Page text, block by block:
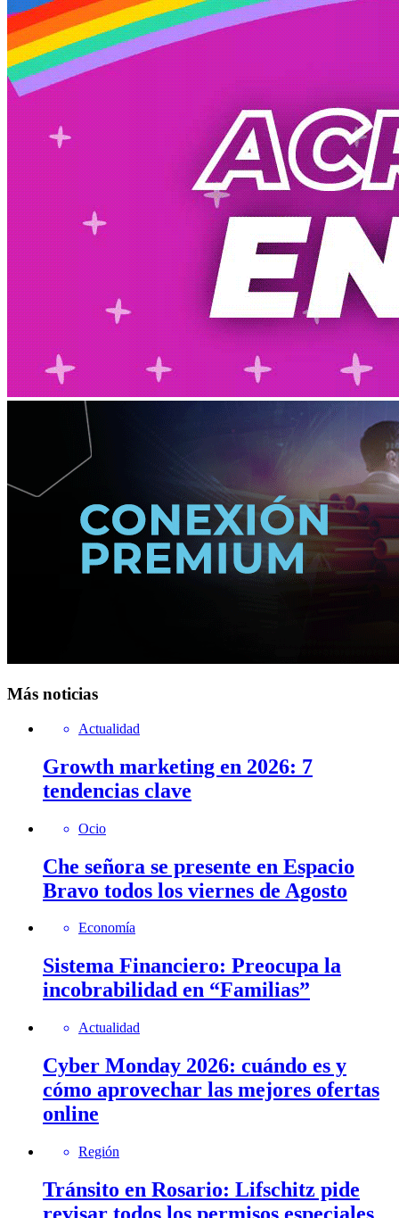
Más noticias
Actualidad
Growth marketing en 2026: 7
tendencias clave
Ocio
Che señora se presente en Espacio
Bravo todos los viernes de Agosto
Economía
Sistema Financiero: Preocupa la
incobrabilidad en “Familias”
Actualidad
Cyber Monday 2026: cuándo es y
cómo aprovechar las mejores ofertas
online
Región
Tránsito en Rosario: Lifschitz pide